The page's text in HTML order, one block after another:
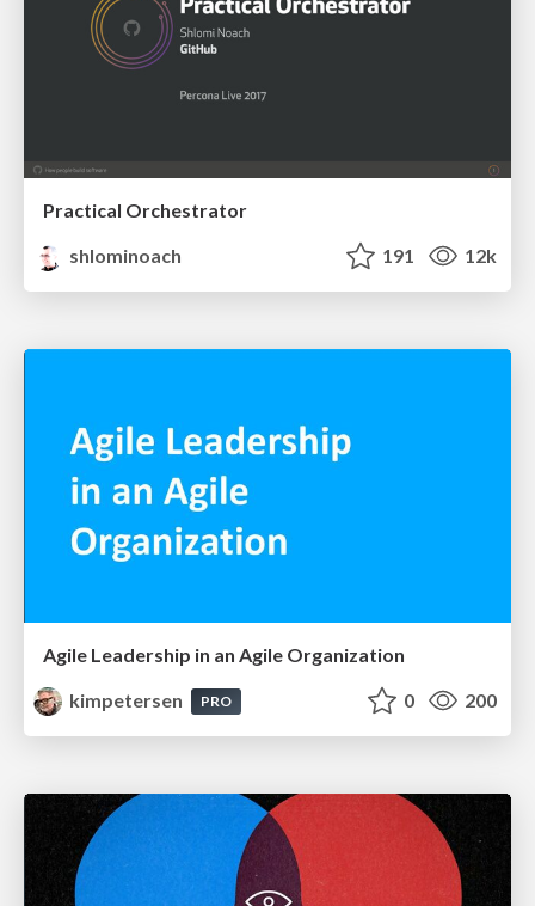
Practical Orchestrator
shlominoach
191 12k
Agile Leadership in an Agile Organization
kimpetersen
PRO 0 200